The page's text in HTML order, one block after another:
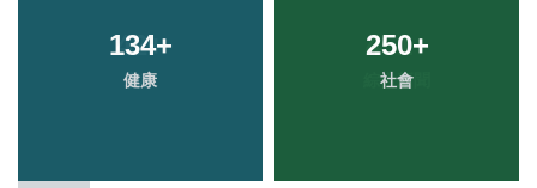
134+
健康
250+
社會